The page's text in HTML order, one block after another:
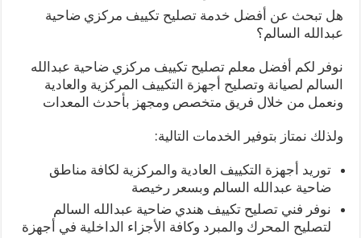
هل تبحث عن أفضل خدمة تصليح تكييف مركزي ضاحية
عبدالله السالم؟
نوفر لكم أفضل معلم تصليح تكييف مركزي ضاحية عبدالله
السالم لصيانة وتصليح أجهزة التكييف المركزية والعادية
ونعمل من خلال فريق متخصص ومجهز بأحدث المعدات
ولذلك نمتاز بتوفير الخدمات التالية:
توريد أجهزة التكييف العادية والمركزية لكافة مناطق
ضاحية عبدالله السالم وبسعر رخيصة
نوفر فني تصليح تكييف هندي ضاحية عبدالله السالم
لتصليح المحرك والمبرد وكافة الأجزاء الداخلية في أجهزة